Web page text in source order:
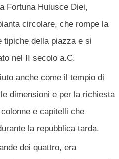
Fortuna Huiusce Diei,
circolare, che rompe la
tipiche della piazza e si
nel II secolo a.C.
anche come il tempio di
dimensioni e per la richiesta
e capitelli che
la repubblica tarda.
dei quattro, era